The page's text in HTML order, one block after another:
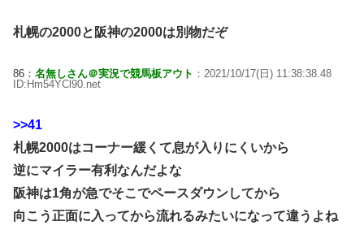
札幌の2000と阪神の2000は別物だぞ
86： 名無しさん＠実況で競馬板アウト ：2021/10/17(日) 11:38:38.48
ID:Hm54YCl90.net
>>41
札幌2000はコーナー緩くて息が入りにくいから
逆にマイラー有利なんだよな
阪神は1角が急でそこでペースダウンしてから
向こう正面に入ってから流れるみたいになって違うよね